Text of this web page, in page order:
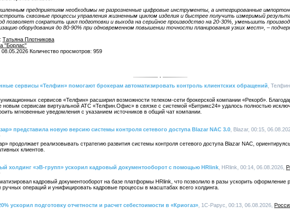
предприятиям необходимы не разрозненные цифровые инструменты, а интегрированные
сквозные процессы управления жизненным циклом изделия и быстрее получить измеримый
позволяет сократить цикл подготовки и выхода на серийное производство на 20-30%, уменьшить
оборудования до 80-90% при одновременном повышении точности планирования узких мест», –
Татьяна Плотникова
"Борлас"
Количество просмотров: 959
сервисы «Телфин» помогают брокерам автоматизировать контроль клиентских обращений ,
сервисов «Телфин» расширил возможности телеком-сети брокерской компании «Рекорб».
новым сервисам виртуальной АТС «Телфин.Офис» в связке с системой «Битрикс24» удалось полностью
мгновенные уведомления с указанием источников в общий чат компании.
представила новую версию системы контроля сетевого доступа Blazar NAC 3.0 , Blazar, 00:15,
продолжает реализовывать стратегию развития системы контроля сетевого доступа Blazar NAC,
клиентов.
холдинг «эВ-групп» ускорил кадровый документооборот с помощью HRlink , HRlink, 00:14, 06.08.2026,
кадровый документооборот на базе платформы HRlink, что позволило в разы ускорить оформление
ручных операций и унифицировать кадровые процессы в масштабах всего холдинга.
ускорил подготовку отчетности и расчет себестоимости в «Криогаз» , 1С-Рарус, 00:13, 06.08.2026,